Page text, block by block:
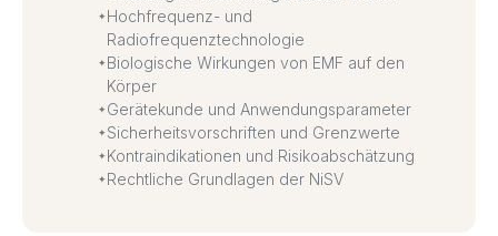
Hochfrequenz- und
Radiofrequenztechnologie
Biologische Wirkungen von EMF auf den
Körper
Gerätekunde und Anwendungsparameter
Sicherheitsvorschriften und Grenzwerte
Kontraindikationen und Risikoabschätzung
Rechtliche Grundlagen der NiSV